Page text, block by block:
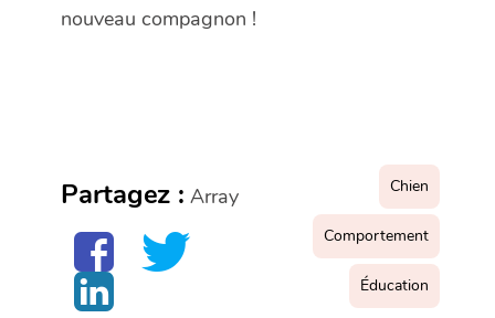
nouveau compagnon !
Partagez : Array Chien
Comportement
Éducation